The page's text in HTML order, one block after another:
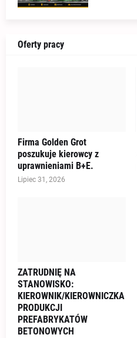
Oferty pracy
Firma Golden Grot
poszukuje kierowcy z
uprawnieniami B+E.
Lipiec 31, 2026
ZATRUDNIĘ NA
STANOWISKO:
KIEROWNIK/KIEROWNICZKA
PRODUKCJI
PREFABRYKATÓW
BETONOWYCH